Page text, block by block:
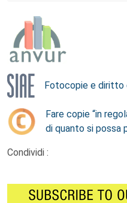
Fotocopie e diritto
Fare copie “in
di quanto si possa
Condividi :